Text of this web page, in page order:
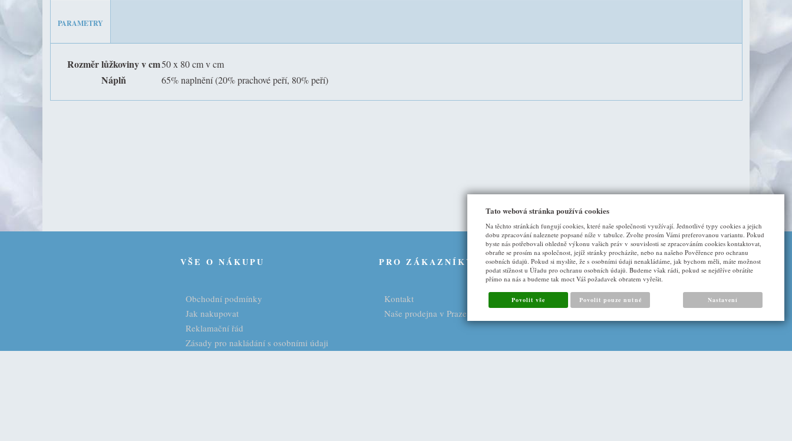
PARAMETRY
Rozměr lůžkoviny v cm50 x 80 cm v cm
Náplň 65% naplnění (20% prachové peří, 80% peří)
VŠE O NÁKUPU
Obchodní podmínky
Jak nakupovat
Reklamační řád
Zásady pro nakládání s osobními údaji
PRO ZÁKAZNÍKY
Kontakt
Naše prodejna v Praze
DALŠÍ ODKAZY
O nás
Tato webová stránka používá cookies
Na těchto stránkách fungují cookies, které naše společnosti využívají. Jednotlivé typy cookies a jejich
dobu zpracování naleznete popsané níže v tabulce. Zvolte prosím Vámi preferovanou variantu. Pokud
byste nás potřebovali ohledně výkonu vašich práv v souvislosti se zpracováním cookies kontaktovat,
obraťte se prosím na společnost, jejíž stránky procházíte, nebo na našeho Pověřence pro ochranu
osobních údajů. Pokud si myslíte, že s osobními údaji nenakládáme, jak bychom měli, máte možnost
podat stížnost u Úřadu pro ochranu osobních údajů. Budeme však rádi, pokud se nejdříve obrátíte
přímo na nás a budeme tak moct Váš požadavek obratem vyřešit.
Povolit vše Povolit pouze nutné Nastavení